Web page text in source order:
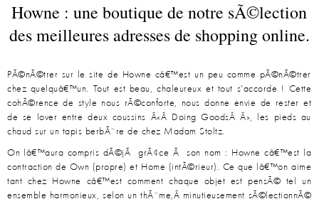
Howne : une boutique de notre sÃ©lection
des meilleures adresses de shopping online.
PÃ©nÃ©trer sur le site de Howne câ€™est un peu comme pÃ©nÃ©trer
chez quelquâ€™un. Tout est beau, chaleureux et tout s'accorde ! Cette
cohÃ©rence de style nous rÃ©conforte, nous donne envie de rester et
de se lover entre deux coussins Â«Â Doing GoodsÂ Â», les pieds au
chaud sur un tapis berbÃ¨re de chez Madam Stoltz.
On lâ€™aura compris dÃ©jÃ grÃ¢ce Ã son nom : Howne câ€™est la
contraction de Own (propre) et Home (intÃ©rieur). Ce que lâ€™on aime
tant chez Howne câ€™est comment chaque objet est pensÃ© tel un
ensemble harmonieux, selon un thÃ¨me,Â minutieusement sÃ©lectionnÃ©